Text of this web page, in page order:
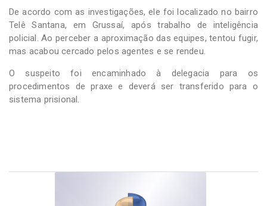
De acordo com as investigações, ele foi localizado no bairro
Telê Santana, em Grussaí, após trabalho de inteligência
policial. Ao perceber a aproximação das equipes, tentou fugir,
mas acabou cercado pelos agentes e se rendeu.
O suspeito foi encaminhado à delegacia para os
procedimentos de praxe e deverá ser transferido para o
sistema prisional.